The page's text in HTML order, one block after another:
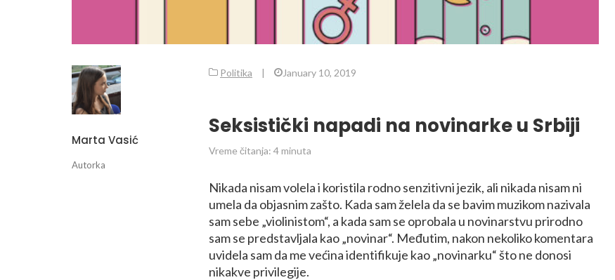
Marta Vasić
Autorka
Politika | January 10, 2019
Seksistički napadi na novinarke u Srbiji
Vreme čitanja: 4minuta
Nikada nisam volela i koristila rodno senzitivni jezik, ali nikada nisam ni
umela da objasnim zašto. Kada sam želela da se bavim muzikom nazivala
sam sebe „violinistom“, a kada sam se oprobala u novinarstvu prirodno
sam se predstavljala kao „novinar“. Međutim, nakon nekoliko komentara
uvidela sam da me većina identifikuje kao „novinarku“ što ne donosi
nikakve privilegije.